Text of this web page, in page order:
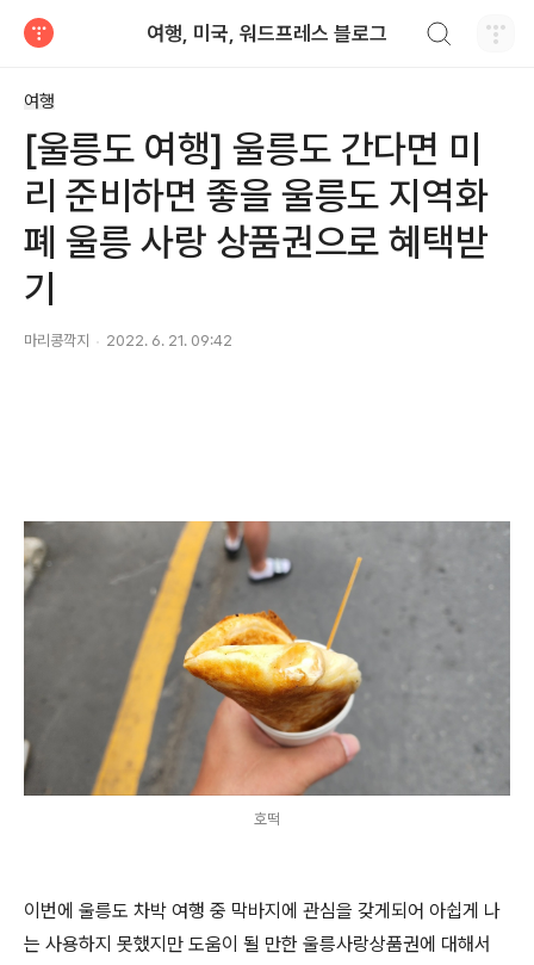
여행, 미국, 워드프레스 블로그
여행
[울릉도 여행] 울릉도 간다면 미
리 준비하면 좋을 울릉도 지역화
폐 울릉 사랑 상품권으로 혜택받
기
마리콩깍지 2022. 6. 21. 09:42
호떡
이번에 울릉도 차박 여행 중 막바지에 관심을 갖게되어 아쉽게 나
는 사용하지 못했지만 도움이 될 만한 울릉사랑상품권에 대해서